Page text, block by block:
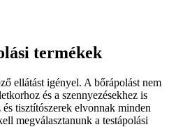
termékek
ellátást igényel. A bőrápolást nem
és a szennyezésekhez is
tisztítószerek elvonnak minden
megválasztanunk a testápolási